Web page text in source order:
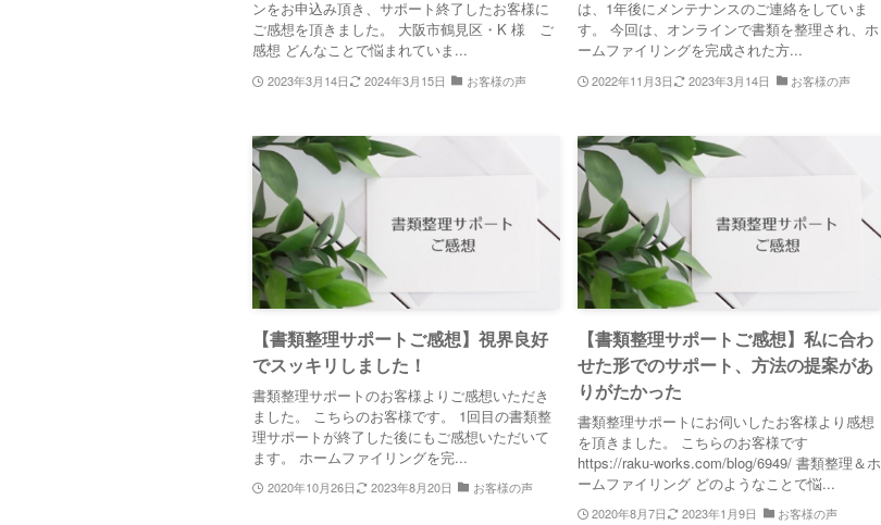
ンをお申込み頂き、サポート終了したお客様に
ご感想を頂きました。 大阪市鶴見区・K 様 ご
感想 どんなことで悩まれていま...
2023年3月14日 2024年3月15日 お客様の声
は、1年後にメンテナンスのご連絡をしていま
す。 今回は、オンラインで書類を整理され、ホ
ームファイリングを完成された方...
2022年11月3日 2023年3月14日 お客様の声
【書類整理サポートご感想】視界良好
でスッキリしました！
書類整理サポートのお客様よりご感想いただき
ました。 こちらのお客様です。 1回目の書類整
理サポートが終了した後にもご感想いただいて
ます。 ホームファイリングを完...
2020年10月26日 2023年8月20日 お客様の声
【書類整理サポートご感想】私に合わ
せた形でのサポート、方法の提案があ
りがたかった
書類整理サポートにお伺いしたお客様より感想
を頂きました。 こちらのお客様です
https://raku-works.com/blog/6949/ 書類整理＆ホ
ームファイリング どのようなことで悩...
2020年8月7日 2023年1月9日 お客様の声